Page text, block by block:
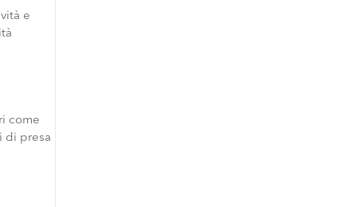
e
come
di presa